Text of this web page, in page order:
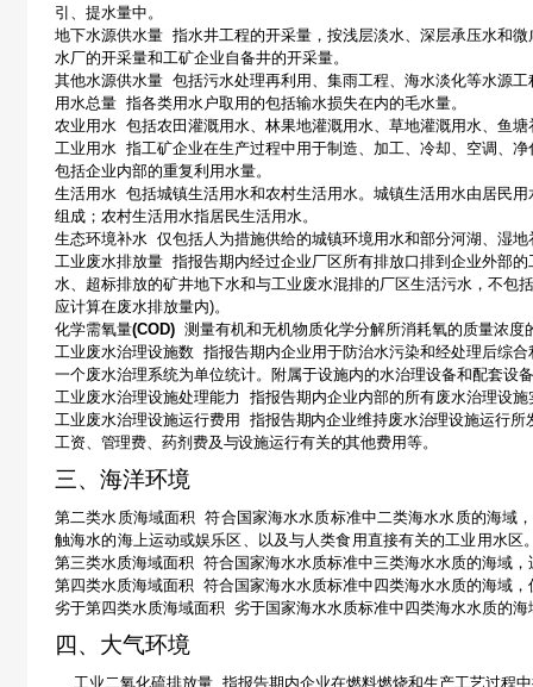
引、提水量中。
地下水源供水量 指水井工程的开采量，按浅层淡水、深层承压水和
水厂的开采量和工矿企业自备井的开采量。
其他水源供水量 包括污水处理再利用、集雨工程、海水淡化等水源工
用水总量 指各类用水户取用的包括输水损失在内的毛水量。
农业用水 包括农田灌溉用水、林果地灌溉用水、草地灌溉用水、鱼
工业用水 指工矿企业在生产过程中用于制造、加工、冷却、空调、
包括企业内部的重复利用水量。
生活用水 包括城镇生活用水和农村生活用水。城镇生活用水由居民
组成；农村生活用水指居民生活用水。
生态环境补水 仅包括人为措施供给的城镇环境用水和部分河湖、湿
工业废水排放量 指报告期内经过企业厂区所有排放口排到企业外部
水、超标排放的矿井地下水和与工业废水混排的厂区生活污水，不包
应计算在废水排放量内)。
化学需氧量(COD) 测量有机和无机物质化学分解所消耗氧的质量浓度
工业废水治理设施数 指报告期内企业用于防治水污染和经处理后综
一个废水治理系统为单位统计。附属于设施内的水治理设备和配套设
工业废水治理设施处理能力
指报告期内企业内部的所有废水治理设
工业废水治理设施运行费用
指报告期内企业维持废水治理设施运行
工资、管理费、药剂费及与设施运行有关的其他费用等。
三、海洋环境
第二类水质海域面积
符合国家海水水质标准中二类海水水质的海域
触海水的海上运动或娱乐区、以及与人类食用直接有关的工业用水区
第三类水质海域面积 符合国家海水水质标准中三类海水水质的海域
第四类水质海域面积 符合国家海水水质标准中四类海水水质的海域
劣于第四类水质海域面积 劣于国家海水水质标准中四类海水水质的海
四、大气环境
工业二氧化硫排放量 指报告期内企业在燃料燃烧和生产工艺过程